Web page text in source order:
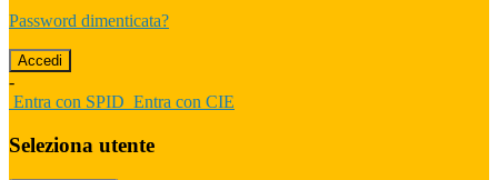
Password dimenticata?
-
Entra con SPID Entra con CIE
Seleziona utente